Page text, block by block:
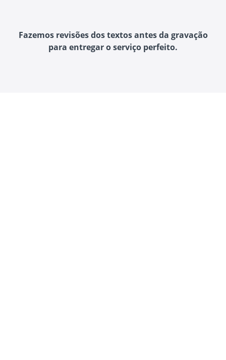
Fazemos revisões dos textos antes da gravação
para entregar o serviço perfeito.